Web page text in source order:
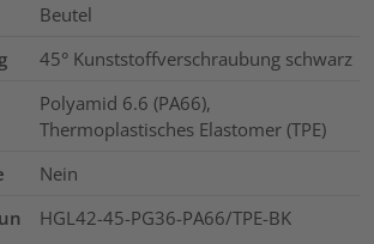
Beutel
45° Kunststoffverschraubung schwarz
Polyamid 6.6 (PA66),
Thermoplastisches Elastomer (TPE)
Nein
HGL42-45-PG36-PA66/TPE-BK